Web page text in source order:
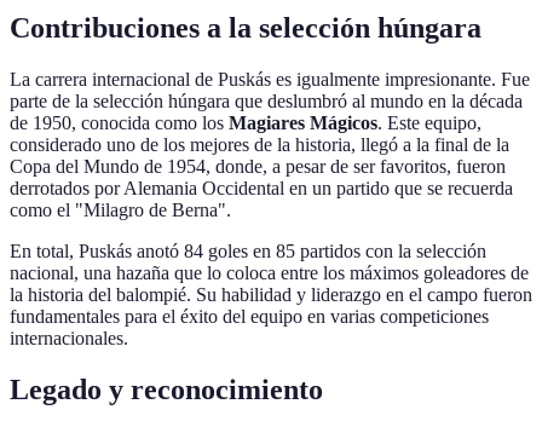
Contribuciones a la selección húngara
La carrera internacional de Puskás es igualmente impresionante. Fue
parte de la selección húngara que deslumbró al mundo en la década
de 1950, conocida como los Magiares Mágicos. Este equipo,
considerado uno de los mejores de la historia, llegó a la final de la
Copa del Mundo de 1954, donde, a pesar de ser favoritos, fueron
derrotados por Alemania Occidental en un partido que se recuerda
como el "Milagro de Berna".
En total, Puskás anotó 84 goles en 85 partidos con la selección
nacional, una hazaña que lo coloca entre los máximos goleadores de
la historia del balompié. Su habilidad y liderazgo en el campo fueron
fundamentales para el éxito del equipo en varias competiciones
internacionales.
Legado y reconocimiento